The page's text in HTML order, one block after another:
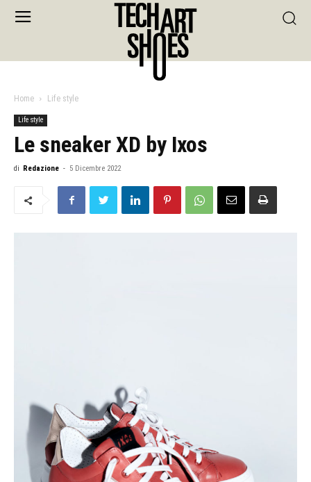
Home Life style
Life style
Le sneaker XD by Ixos
di Redazione - 5 Dicembre 2022